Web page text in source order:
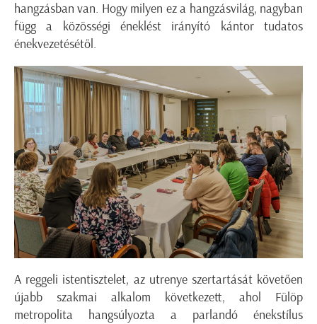
hangzásban van. Hogy milyen ez a hangzásvilág, nagyban
függ a közösségi éneklést irányító kántor tudatos
énekvezetésétől.
A reggeli istentisztelet, az utrenye szertartását követően
újabb szakmai alkalom következett, ahol Fülöp
metropolita hangsúlyozta a parlandó énekstílus